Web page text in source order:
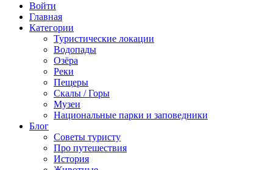
Войти
Главная
Категории
Туристические локации
Водопады
Озёра
Реки
Пещеры
Скалы / Горы
Музеи
Национальные парки и заповедники
Блог
Советы туристу
Про путешествия
История